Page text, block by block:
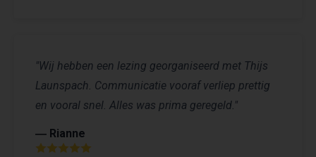
"Wij hebben een lezing georganiseerd met Thijs
Launspach. Communicatie vooraf verliep prettig
en vooral snel. Alles was prima geregeld."
― Rianne